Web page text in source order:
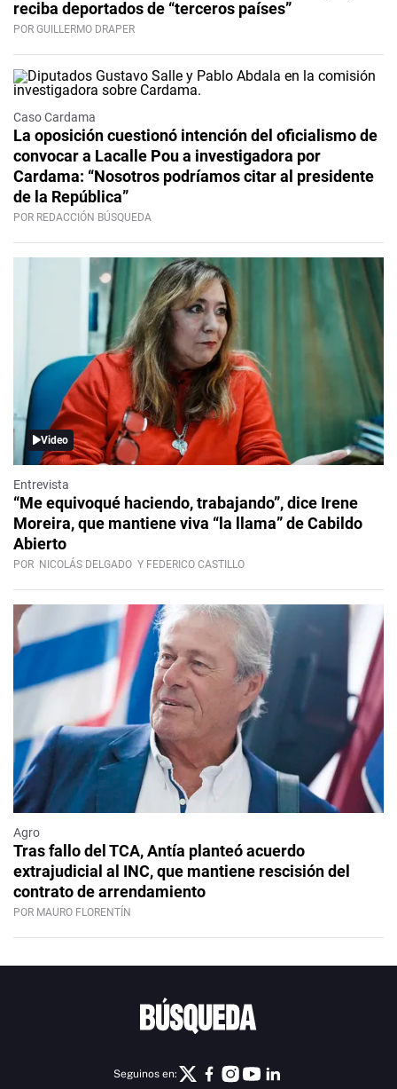
reciba deportados de “terceros países”
POR GUILLERMO DRAPER
Caso Cardama
La oposición cuestionó intención del oficialismo de
convocar a Lacalle Pou a investigadora por
Cardama: “Nosotros podríamos citar al presidente
de la República”
POR REDACCIÓN BÚSQUEDA
Video
Entrevista
“Me equivoqué haciendo, trabajando”, dice Irene
Moreira, que mantiene viva “la llama” de Cabildo
Abierto
POR NICOLÁS DELGADO Y FEDERICO CASTILLO
Agro
Tras fallo del TCA, Antía planteó acuerdo
extrajudicial al INC, que mantiene rescisión del
contrato de arrendamiento
POR MAURO FLORENTÍN
Seguinos en: